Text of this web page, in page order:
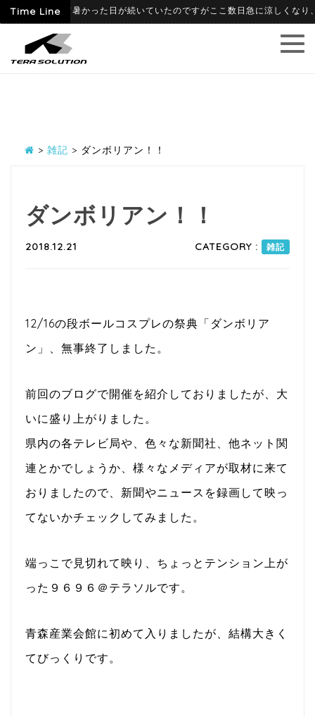
Time Line
6月に入って暑かった日が続いていたのですがここ数日急に涼しくなり、
> 雑記 > ダンボリアン！！
ダンボリアン！！
2018.12.21 CATEGORY : 雑記
12/16の段ボールコスプレの祭典「ダンボリア
ン」、無事終了しました。
前回のブログで開催を紹介しておりましたが、大
いに盛り上がりました。
県内の各テレビ局や、色々な新聞社、他ネット関
連とかでしょうか、様々なメディアが取材に来て
おりましたので、新聞やニュースを録画して映っ
てないかチェックしてみました。
端っこで見切れて映り、ちょっとテンション上が
った９６９６＠テラソルです。
青森産業会館に初めて入りましたが、結構大きく
てびっくりです。